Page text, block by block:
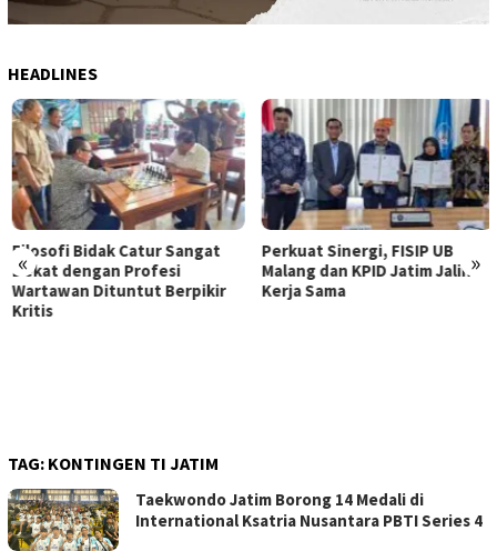
HEADLINES
« »
Filosofi Bidak Catur Sangat
Dekat dengan Profesi
Wartawan Dituntut Berpikir
Kritis
Perkuat Sinergi, FISIP UB
Malang dan KPID Jatim Jalin
Kerja Sama
TAG: KONTINGEN TI JATIM
Taekwondo Jatim Borong 14 Medali di
International Ksatria Nusantara PBTI Series 4